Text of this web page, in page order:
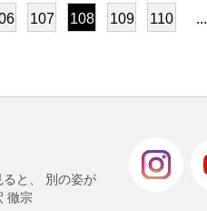
107 108 109 110 ...
ると、 別の姿が
徹宗